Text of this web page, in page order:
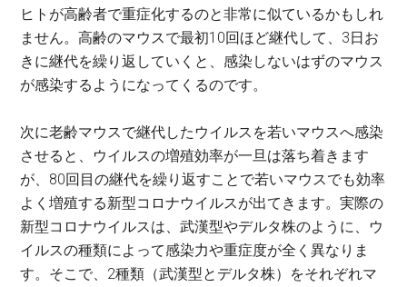
ヒトが高齢者で重症化するのと非常に似ているかもしれ
ません。高齢のマウスで最初10回ほど継代して、3日お
きに継代を繰り返していくと、感染しないはずのマウス
が感染するようになってくるのです。
次に老齢マウスで継代したウイルスを若いマウスへ感染
させると、ウイルスの増殖効率が一旦は落ち着きます
が、80回目の継代を繰り返すことで若いマウスでも効率
よく増殖する新型コロナウイルスが出てきます。実際の
新型コロナウイルスは、武漢型やデルタ株のように、ウ
イルスの種類によって感染力や重症度が全く異なりま
す。そこで、2種類（武漢型とデルタ株）をそれぞれマ